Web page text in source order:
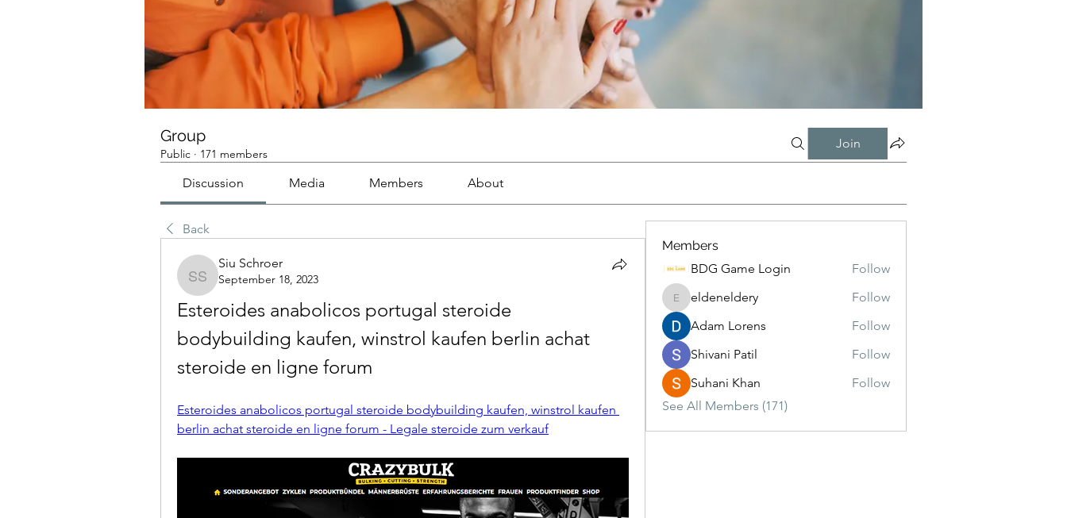
Group
Public · 171 members
Join
Discussion Media Members About
Back
Siu Schroer
Siu Schroer
September 18, 2023
Esteroides anabolicos portugal steroide
bodybuilding kaufen, winstrol kaufen berlin achat
steroide en ligne forum
Esteroides anabolicos portugal steroide bodybuilding kaufen, winstrol kaufen
berlin achat steroide en ligne forum - Legale steroide zum verkauf
Members
BDG Game Login
Follow
eldeneldery
eldeneldery
Follow
Adam Lorens
Follow
Shivani Patil
Follow
Suhani Khan
Follow
See All Members (171)